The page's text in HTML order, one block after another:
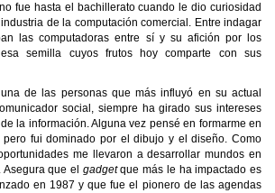
fue hasta el bachillerato cuando le dio curiosidad
de la computación comercial. Entre indagar
las computadoras entre sí y su afición por los
semilla cuyos frutos hoy comparte con sus
de las personas que más influyó en su actual
social, siempre ha girado sus intereses
la información. Alguna vez pensé en formarme en
pero fui dominado por el dibujo y el diseño. Como
me llevaron a desarrollar mundos en
Asegura que el gadgetque más le ha impactado es
en 1987 y que fue el pionero de las agendas